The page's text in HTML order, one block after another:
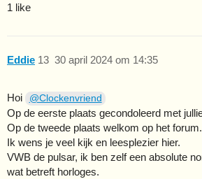
1 like
Eddie 30 april 2024 om 14:35
13
Hoi @Clockenvriend
Op de eerste plaats gecondoleerd met
Op de tweede plaats welkom op het forum.
Ik wens je veel kijk en leesplezier hier.
VWB de pulsar, ik ben zelf een absolute
wat betreft horloges.